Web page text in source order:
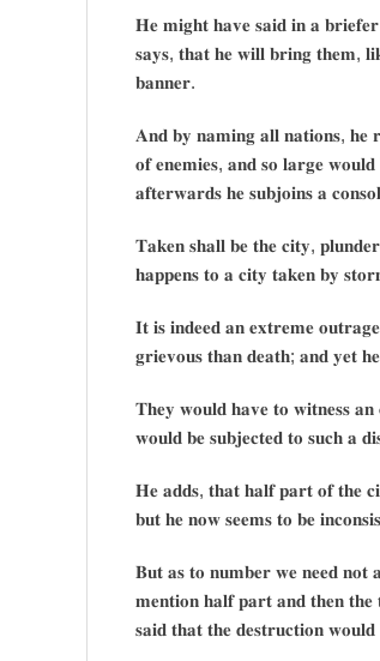
𝐇𝐞 𝐦𝐢𝐠𝐡𝐭 𝐡𝐚𝐯𝐞 𝐬𝐚𝐢𝐝 𝐢𝐧 𝐚
𝐬𝐚𝐲𝐬, 𝐭𝐡𝐚𝐭 𝐡𝐞 𝐰𝐢𝐥𝐥 𝐛𝐫𝐢𝐧𝐠 𝐭𝐡𝐞𝐦,
𝐛𝐚𝐧𝐧𝐞𝐫.
𝐀𝐧𝐝 𝐛𝐲 𝐧𝐚𝐦𝐢𝐧𝐠 𝐚𝐥𝐥 𝐧𝐚𝐭𝐢𝐨𝐧𝐬, 𝐡𝐞
𝐨𝐟 𝐞𝐧𝐞𝐦𝐢𝐞𝐬, 𝐚𝐧𝐝 𝐬𝐨 𝐥𝐚𝐫𝐠𝐞
𝐚𝐟𝐭𝐞𝐫𝐰𝐚𝐫𝐝𝐬 𝐡𝐞 𝐬𝐮𝐛𝐣𝐨𝐢𝐧𝐬 𝐚
𝐓𝐚𝐤𝐞𝐧 𝐬𝐡𝐚𝐥𝐥 𝐛𝐞 𝐭𝐡𝐞 𝐜𝐢𝐭𝐲,
𝐡𝐚𝐩𝐩𝐞𝐧𝐬 𝐭𝐨 𝐚 𝐜𝐢𝐭𝐲 𝐭𝐚𝐤𝐞𝐧 𝐛𝐲
𝐈𝐭 𝐢𝐬 𝐢𝐧𝐝𝐞𝐞𝐝 𝐚𝐧 𝐞𝐱𝐭𝐫𝐞𝐦𝐞
𝐠𝐫𝐢𝐞𝐯𝐨𝐮𝐬 𝐭𝐡𝐚𝐧 𝐝𝐞𝐚𝐭𝐡; 𝐚𝐧𝐝 𝐲𝐞𝐭
𝐓𝐡𝐞𝐲 𝐰𝐨𝐮𝐥𝐝 𝐡𝐚𝐯𝐞 𝐭𝐨 𝐰𝐢𝐭𝐧𝐞𝐬𝐬 𝐚𝐧
𝐰𝐨𝐮𝐥𝐝 𝐛𝐞 𝐬𝐮𝐛𝐣𝐞𝐜𝐭𝐞𝐝 𝐭𝐨 𝐬𝐮𝐜𝐡 𝐚
𝐇𝐞 𝐚𝐝𝐝𝐬, 𝐭𝐡𝐚𝐭 𝐡𝐚𝐥𝐟 𝐩𝐚𝐫𝐭 𝐨𝐟 𝐭𝐡𝐞
𝐛𝐮𝐭 𝐡𝐞 𝐧𝐨𝐰 𝐬𝐞𝐞𝐦𝐬 𝐭𝐨 𝐛𝐞
𝐁𝐮𝐭 𝐚𝐬 𝐭𝐨 𝐧𝐮𝐦𝐛𝐞𝐫 𝐰𝐞 𝐧𝐞𝐞𝐝 𝐧𝐨𝐭
𝐦𝐞𝐧𝐭𝐢𝐨𝐧 𝐡𝐚𝐥𝐟 𝐩𝐚𝐫𝐭 𝐚𝐧𝐝 𝐭𝐡𝐞𝐧
𝐬𝐚𝐢𝐝 𝐭𝐡𝐚𝐭 𝐭𝐡𝐞 𝐝𝐞𝐬𝐭𝐫𝐮𝐜𝐭𝐢𝐨𝐧